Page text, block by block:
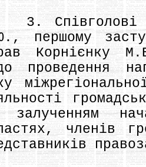
Співголові
першому
Корнієнку
проведення
залученням
членів